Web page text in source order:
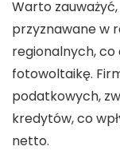
Warto zauważyć,
przyznawane w
regionalnych,
fotowoltaikę.
podatkowych,
kredytów, co
netto.